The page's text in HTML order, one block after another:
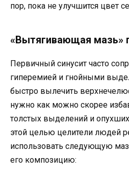
пор, пока не улучшится цвет
«Вытягивающая мазь»
Первичный синусит часто
гиперемией и гнойными
быстро вылечить
нужно как можно скорее
толстых выделений и
этой целью целители людей
использовать следующую
его композицию: